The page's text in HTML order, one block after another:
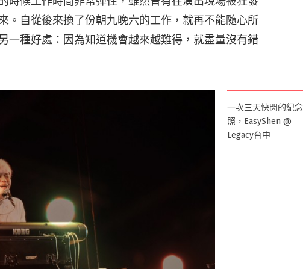
。自從後來換了份朝九晚六的工作，就再不能隨心所
一種好處：因為知道機會越來越難得，就盡量沒有錯
一次三天快閃的紀念
照，EasyShen @
Legacy台中